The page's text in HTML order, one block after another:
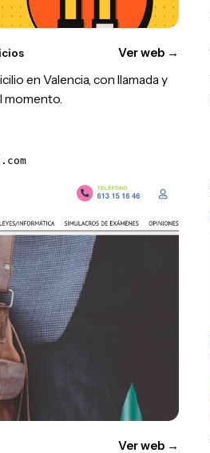
Ver web →
en Valencia, con llamada y
momento.
Ver web →